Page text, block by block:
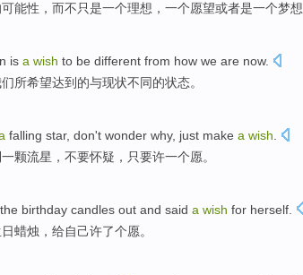
可能性 ， 而不只是一个理想 ，一个愿望或者是一个梦想
is a wish to be different from how we are now.
所希望达到的与现状不同的状态。
falling star, don't wonder why, just make a wish
一颗流星 ， 不要怀疑 ， 只要许一个愿。
the birthday candles out and said a wish for herself
蜡烛 ， 给自己许了个愿。